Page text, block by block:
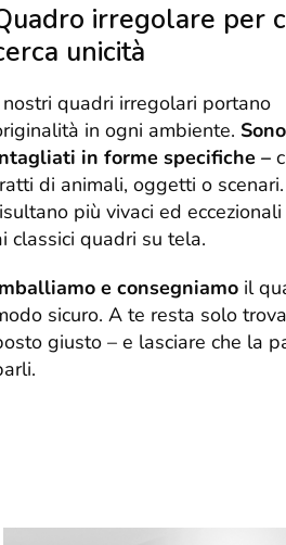
irregolare per
unicità
nostri quadri irregolari portano
in ogni ambiente. Sono
in forme specifiche –
di animali, oggetti o
più vivaci ed
classici quadri su tela.
e consegniamo il
sicuro. A te resta solo
giusto – e lasciare che la